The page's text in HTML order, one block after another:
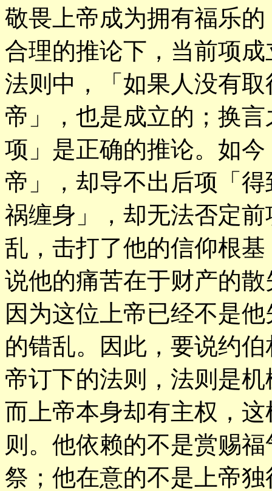
敬畏上帝成为拥有福乐
合理的推论下，当前项
法则中，「如果人没有
帝」，也是成立的；换
项」是正确的推论。如
帝」，却导不出后项「
祸缠身」，却无法否定
乱，击打了他的信仰根
说他的痛苦在于财产的
因为这位上帝已经不是
的错乱。因此，要说约
帝订下的法则，法则是
而上帝本身却有主权，
则。他依赖的不是赏赐
祭；他在意的不是上帝